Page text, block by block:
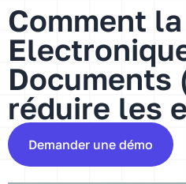
Comment
Documents
réduire les
Demander une démo